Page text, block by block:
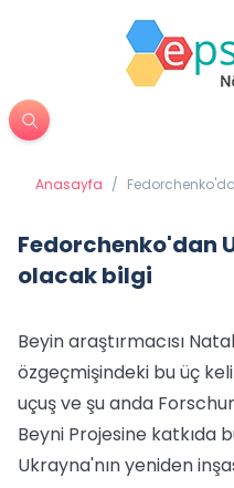
Anasayfa /
Fedorchenko'dan
olacak bilgi
Beyin araştırmacısı
özgeçmişindeki bu üç
uçuş ve şu anda
Beyni Projesine katkıda
Ukrayna'nın yeniden